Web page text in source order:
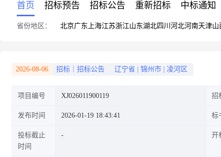
首页 招标预告 招标公告 重新招标 中标通知
省份地区： 北京广东 上海江苏浙江山东湖北四川 河北河南天津山
2026-08-06 招标｜招标公告 辽宁省 锦州市 凌河区
项目编号 XJ026011900119 招
发布时间 2026-01-19 18:43:41 标
投标截止
时间
开